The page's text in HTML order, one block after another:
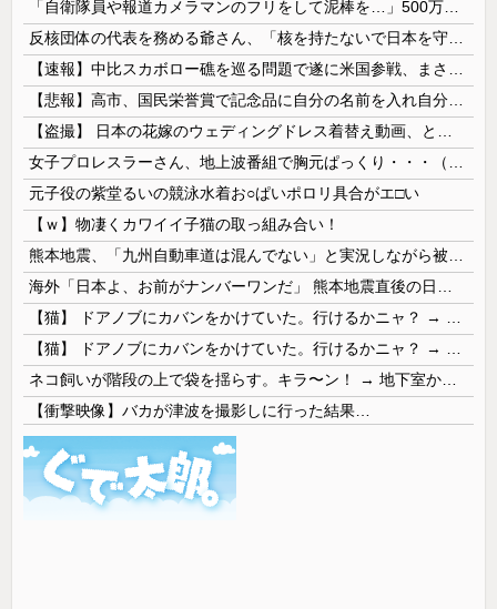
元子役の紫堂るいの競泳水着お○ぱいポロリ具合がエ□い
【ｗ】物凄くカワイイ子猫の取っ組み合い！
【衝撃映像】バカが津波を撮影しに行った結果…